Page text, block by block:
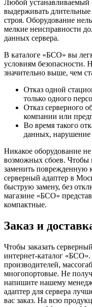
Любой устанавливаемый
выдерживать длительные
строя. Оборудование
мелкие неисправности
данных сервера.
В каталоге «БСО» вы
условиям безопасности.
значительно выше, чем
Отказ одной
только одного
Отказ серверного
компании или
Во время такого
данных,
Никакое оборудование
возможных сбоев. Чтобы
заменить поврежденную
серверный адаптер в
быструю замену, без
магазине «БСО»
компактные.
Заказ и
Чтобы заказать
интернет-каталог
производителей,
многопортовые. Не
напишите нашему
адаптер для сервера
вас заказ. На всю